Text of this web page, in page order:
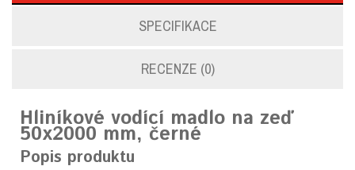
SPECIFIKACE
RECENZE (0)
Hliníkové vodící madlo na zeď
50x2000 mm, černé
Popis produktu